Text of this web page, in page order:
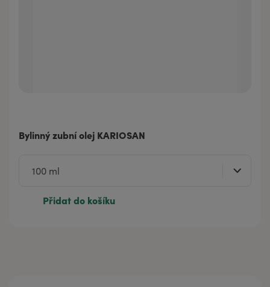
Bylinný zubní olej KARIOSAN
Přidat do košíku